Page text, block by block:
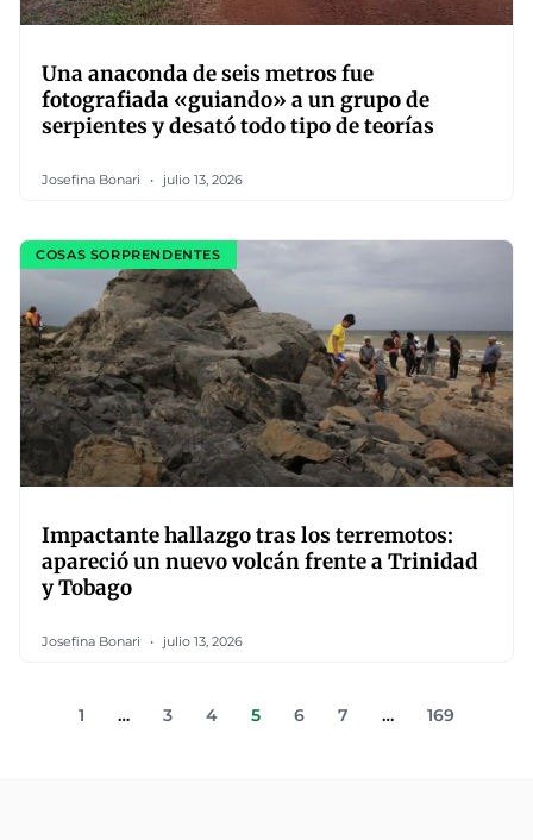
Una anaconda de seis metros fue
fotografiada «guiando» a un grupo de
serpientes y desató todo tipo de teorías
Josefina Bonari julio 13, 2026
COSAS SORPRENDENTES
Impactante hallazgo tras los terremotos:
apareció un nuevo volcán frente a Trinidad
y Tobago
Josefina Bonari julio 13, 2026
1 … 3 4 5 6 7 … 169